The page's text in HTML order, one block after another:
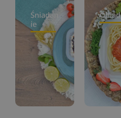
Śniadan
ie
Obiad